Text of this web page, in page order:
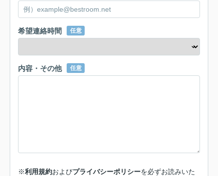
希望連絡時間 任意
内容・その他 任意
※利用規約およびプライバシーポリシーを必ずお読みいた